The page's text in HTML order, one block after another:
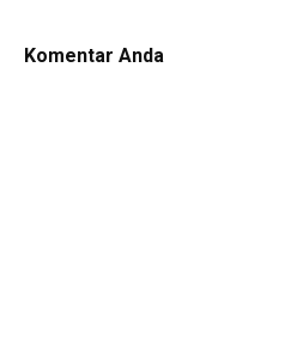
Komentar Anda